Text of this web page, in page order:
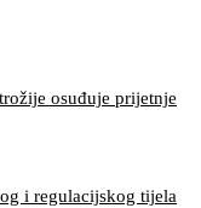
osuđuje prijetnje
i regulacijskog tijela